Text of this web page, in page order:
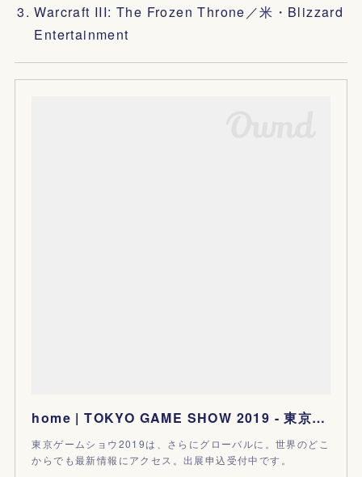
Warcraft III: The Frozen Throne／米・Blizzard
Entertainment
home | TOKYO GAME SHOW 2019 - 東京ゲームショウ2019
東京ゲームショウ2019は、さらにグローバルに。世界のどこ
からでも最新情報にアクセス。出展申込受付中です。